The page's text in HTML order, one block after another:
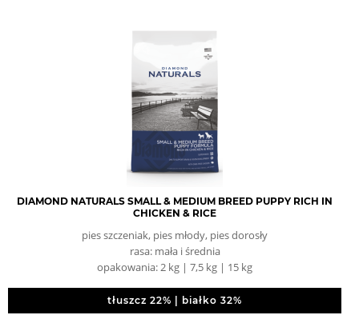
DIAMOND NATURALS SMALL & MEDIUM BREED PUPPY RICH IN
CHICKEN & RICE
pies szczeniak, pies młody, pies dorosły
rasa: mała i średnia
opakowania: 2 kg | 7,5 kg | 15 kg
tłuszcz 22% | białko 32%